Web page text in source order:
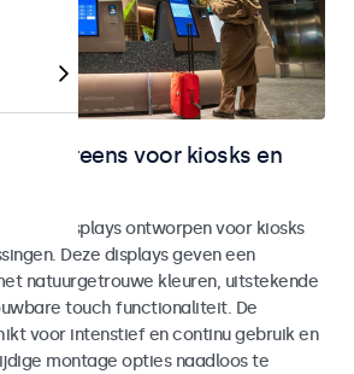
voor kiosks en
displays ontworpen voor kiosks
Deze displays geven een
natuurgetrouwe kleuren, uitstekende
touch functionaliteit. De
voor intenstief en continu gebruik en
montage opties naadloos te